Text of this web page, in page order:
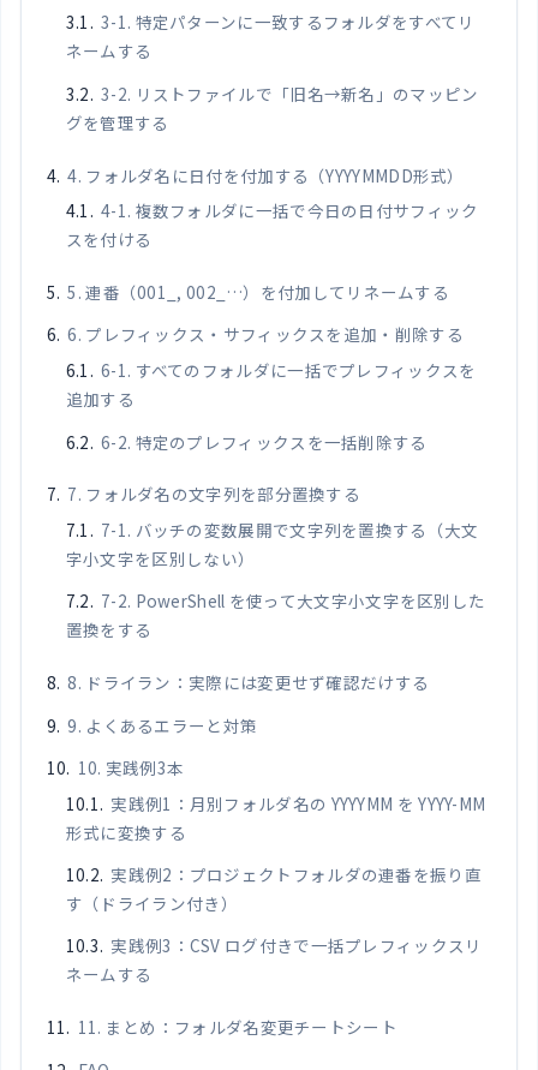
3-1. 特定パターンに一致するフォルダをすべてリ
ネームする
3-2. リストファイルで「旧名→新名」のマッピン
グを管理する
4. フォルダ名に日付を付加する（YYYYMMDD形式）
4-1. 複数フォルダに一括で今日の日付サフィック
スを付ける
5. 連番（001_, 002_…）を付加してリネームする
6. プレフィックス・サフィックスを追加・削除する
6-1. すべてのフォルダに一括でプレフィックスを
追加する
6-2. 特定のプレフィックスを一括削除する
7. フォルダ名の文字列を部分置換する
7-1. バッチの変数展開で文字列を置換する（大文
字小文字を区別しない）
7-2. PowerShell を使って大文字小文字を区別した
置換をする
8. ドライラン：実際には変更せず確認だけする
9. よくあるエラーと対策
10. 実践例3本
実践例1：月別フォルダ名の YYYYMM を YYYY-MM
形式に変換する
実践例2：プロジェクトフォルダの連番を振り直
す（ドライラン付き）
実践例3：CSV ログ付きで一括プレフィックスリ
ネームする
11. まとめ：フォルダ名変更チートシート